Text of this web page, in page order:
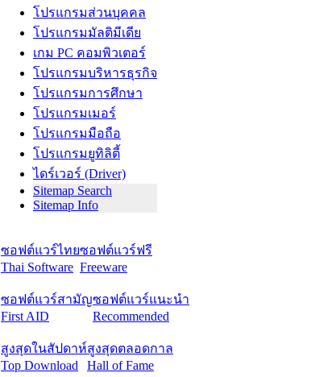
โปรแกรมส่วนบุคคล
โปรแกรมมัลติมีเดีย
เกม PC คอมพิวเตอร์
โปรแกรมบริหารธุรกิจ
โปรแกรมการศึกษา
โปรแกรมเมอร์
โปรแกรมมือถือ
โปรแกรมยูทิลิตี้
ไดร์เวอร์ (Driver)
Sitemap Search
Sitemap Info
ซอฟต์แวร์ไทย
Thai Software
ซอฟต์แวร์ฟรี
Freeware
ซอฟต์แวร์สามัญ
First AID
ซอฟต์แวร์แนะนำ
Recommended
สูงสุดในสัปดาห์
Top Download
สูงสุดตลอดกาล
Hall of Fame